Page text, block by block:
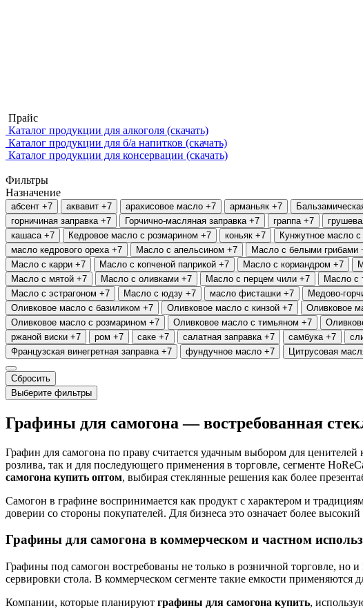
Прайс
Каталог продукции для алкоголя (скачать)
Каталог продукции для б/а напитков (скачать)
Каталог продукции для консервации (скачать)
Фильтры
Назначение
абсент +7 аквавит +7 арахисовое масло +7 арманьяк +7
горничиная заправка +7 Горчично-масляная заправка +7 граппа +7
кашаса +7 Кедровое масло с розмарином +7 коньяк +7 Кунжутное масло
масло кедрового ореха +7 Масло с апельсином +7 Масло с белыми грибами
Масло с карри +7 Масло с копченой паприкой +7 Масло с кориандром +7
Масло с мятой +7 Масло с оливками +7 Масло с перцем чили +7 Масло с
Масло с эстрагоном +7 Масло с юдзу +7 масло фисташки +7 Медово-
Оливковое масло с базиликом +7 Оливковое масло с кинзой +7 Оливковое
Оливковое масло с розмарином +7 Оливковое масло с тимьяном +7
ржаной виски +7 ром +7 саке +7 салатная заправка +7 самбука +7
Французская винегретная заправка +7 фундучное масло +7 Цитрусовая
Сбросить
Выберите фильтры
Графины для самогона — востребованная
Графин для самогона по праву считается удачным выбором для
розлива, так и для последующего применения в торговле, сегменте
самогона купить оптом, выбирая стеклянные решения как более
Самогон в графине воспринимается как продукт с характером и
доверии со стороны покупателей. Для бизнеса это означает более
Графины для самогона в коммерческом и частном
Графины под самогон востребованы не только в розничной торговле,
сервировки стола. В коммерческом сегменте такие емкости
Компании, которые планируют графины для самогона купить,